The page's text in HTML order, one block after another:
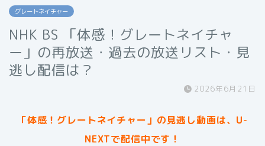
グレートネイチャー
NHK BS 「体感！グレートネイチャ
ー」の再放送・過去の放送リスト・見
逃し配信は？
2026年6月21日
「体感！グレートネイチャー」 の見逃し動画は、U-
NEXTで配信中です！